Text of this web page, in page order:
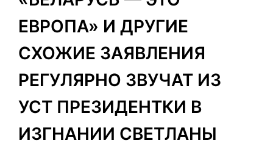
ЕВРОПА» И ДРУГИЕ
СХОЖИЕ ЗАЯВЛЕНИЯ
РЕГУЛЯРНО ЗВУЧАТ ИЗ
УСТ ПРЕЗИДЕНТКИ В
ИЗГНАНИИ СВЕТЛАНЫ